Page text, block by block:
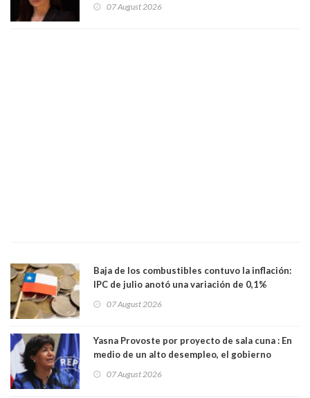
07 August 2026
Baja de los combustibles contuvo la inflación:
IPC de julio anotó una variación de 0,1%
07 August 2026
Yasna Provoste por proyecto de sala cuna : En
medio de un alto desempleo, el gobierno
07 August 2026